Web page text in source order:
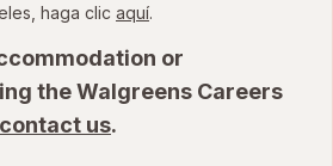
haga clic aquípara ver la
.
or
the Walgreens Careers
contact us.